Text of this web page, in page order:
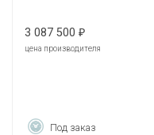
3 087 500 ₽
цена производителя
Под заказ